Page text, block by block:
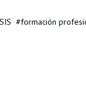
formación